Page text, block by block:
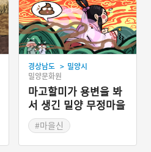
경상남도 > 밀양시
밀양문화원
마고할미가 용변을 봐
서 생긴 밀양 무정마을
#마을신